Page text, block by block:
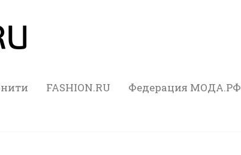
FASHION.RU Федерация МОДА.РФ